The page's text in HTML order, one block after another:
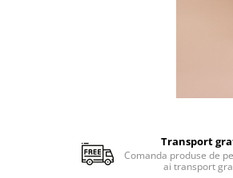
Transport
Comanda produse de
ai transport